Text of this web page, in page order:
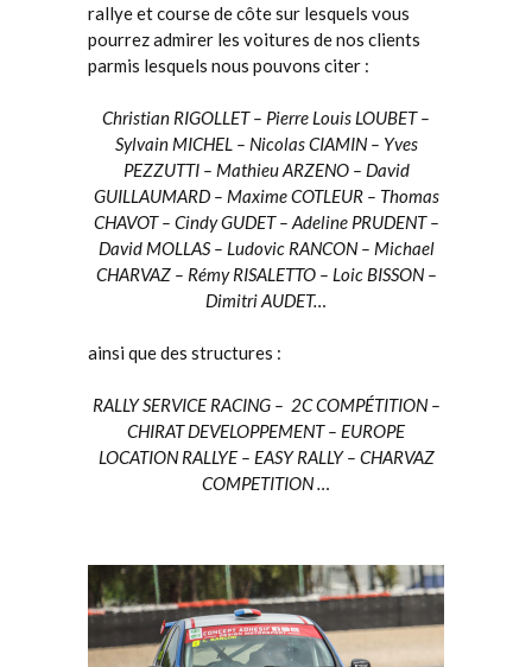
rallye et course de côte sur lesquels vous
pourrez admirer les voitures de nos clients
parmis lesquels nous pouvons citer :
Christian RIGOLLET – Pierre Louis LOUBET –
Sylvain MICHEL – Nicolas CIAMIN – Yves
PEZZUTTI – Mathieu ARZENO – David
GUILLAUMARD – Maxime COTLEUR – Thomas
CHAVOT – Cindy GUDET – Adeline PRUDENT –
David MOLLAS – Ludovic RANCON – Michael
CHARVAZ – Rémy RISALETTO – Loic BISSON –
Dimitri AUDET…
ainsi que des structures :
RALLY SERVICE RACING – 2C COMPÉTITION –
CHIRAT DEVELOPPEMENT – EUROPE
LOCATION RALLYE – EASY RALLY – CHARVAZ
COMPETITION …